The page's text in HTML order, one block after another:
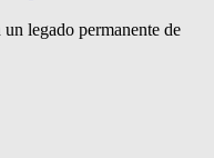
legado permanente de